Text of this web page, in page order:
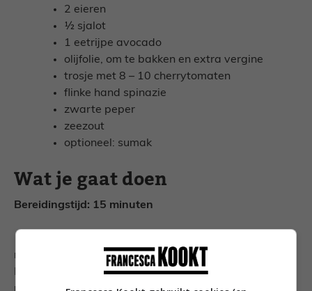
2 eieren
½ sjalot
1 eetrijpe avocado
olijfolie, om te bakken en extra vergine
trosje met 8 – 10 cherrytomaten
flinke hand spinazie
zwarte peper
zeezout
optioneel: sumak
Wat je gaat doen
Bereidingstijd: 15 minuten
net onder staan) in een steelpan en zet op het vuur.
Breng aan de kook en laat daarna 8 – 10 minuten